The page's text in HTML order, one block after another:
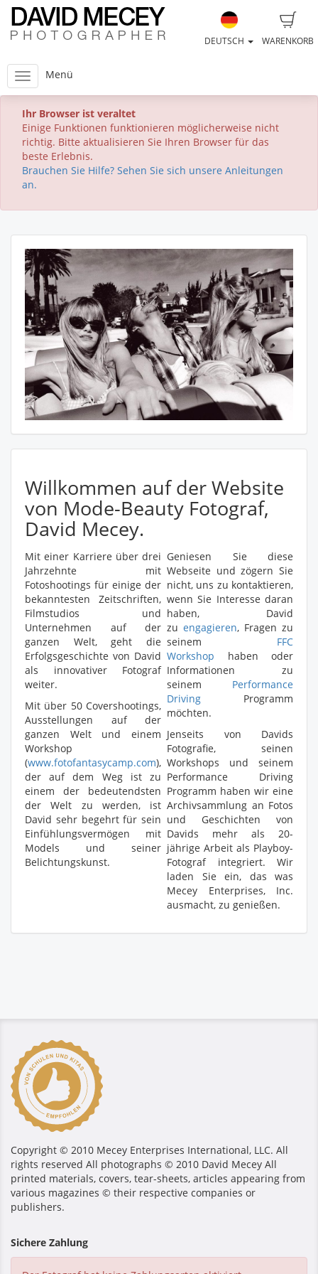
WARENKORB
DEUTSCH
Menü
Ihr Browser ist veraltet
Einige Funktionen funktionieren möglicherweise nicht
richtig. Bitte aktualisieren Sie Ihren Browser für das
beste Erlebnis.
Brauchen Sie Hilfe? Sehen Sie sich unsere Anleitungen
an.
Willkommen auf der Website
von Mode-Beauty Fotograf,
David Mecey.
Mit einer Karriere über drei
Jahrzehnte mit
Fotoshootings für einige der
bekanntesten Zeitschriften,
Filmstudios und
Unternehmen auf der
ganzen Welt, geht die
Erfolgsgeschichte von David
als innovativer Fotograf
weiter.
Mit über 50 Covershootings,
Ausstellungen auf der
ganzen Welt und einem
Workshop
(www.fotofantasycamp.com),
der auf dem Weg ist zu
einem der bedeutendsten
der Welt zu werden, ist
David sehr begehrt für sein
Einfühlungsvermögen mit
Models und seiner
Belichtungskunst.
Geniesen Sie diese
Webseite und zögern Sie
nicht, uns zu kontaktieren,
wenn Sie Interesse daran
haben, David
zu engagieren, Fragen zu
seinem FFC
Workshop haben oder
Informationen zu
seinem Performance
Driving Programm
möchten.
Jenseits von Davids
Fotografie, seinen
Workshops und seinem
Performance Driving
Programm haben wir eine
Archivsammlung an Fotos
und Geschichten von
Davids mehr als 20-
jährige Arbeit als Playboy-
Fotograf integriert. Wir
laden Sie ein, das was
Mecey Enterprises, Inc.
ausmacht, zu genießen.
Copyright © 2010 Mecey Enterprises International, LLC. All
rights reserved All photographs © 2010 David Mecey All
printed materials, covers, tear-sheets, articles appearing from
various magazines © their respective companies or
publishers.
Sichere Zahlung